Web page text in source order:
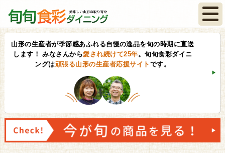
山形の生産者が季節感あふれる自慢の逸品を旬の時期に直送
します！ みなさんから愛され続けて25年。旬旬食彩ダイニ
ングは頑張る山形の生産者応援サイト です。